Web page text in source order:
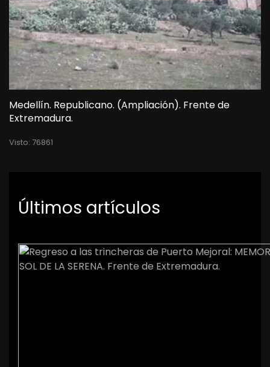
Medellín. Republicano. (Ampliación). Frente de
Extremadura.
Visto: 76861
Últimos artículos